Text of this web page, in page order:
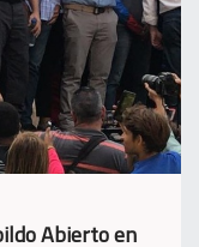
Abierto en